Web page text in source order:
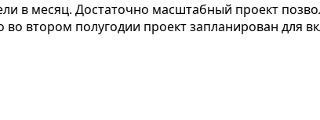
в месяц. Достаточно масштабный проект
втором полугодии проект запланирован для